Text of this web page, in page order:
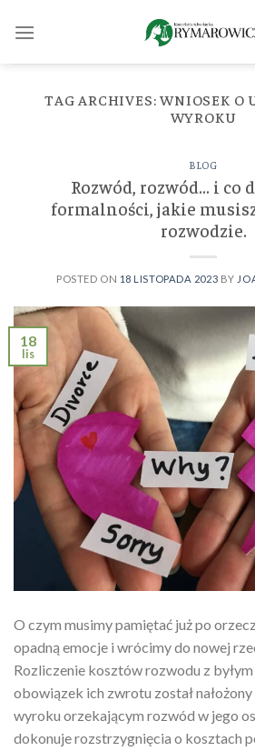
TAG ARCHIVES:WNIOSEK O
WYROKU
BLOG
Rozwód, rozwód… i co
formalności, jakie
rozwodzie.
POSTED ON 18 LISTOPADA 2023 BY
18
lis
O czym musimy pamiętać już po
opadną emocje i wrócimy do nowej
Rozliczenie kosztów rozwodu z byłym
obowiązek ich zwrotu został nałożony
wyroku orzekającym rozwód w jego
dokonuje rozstrzygnięcia o kosztach